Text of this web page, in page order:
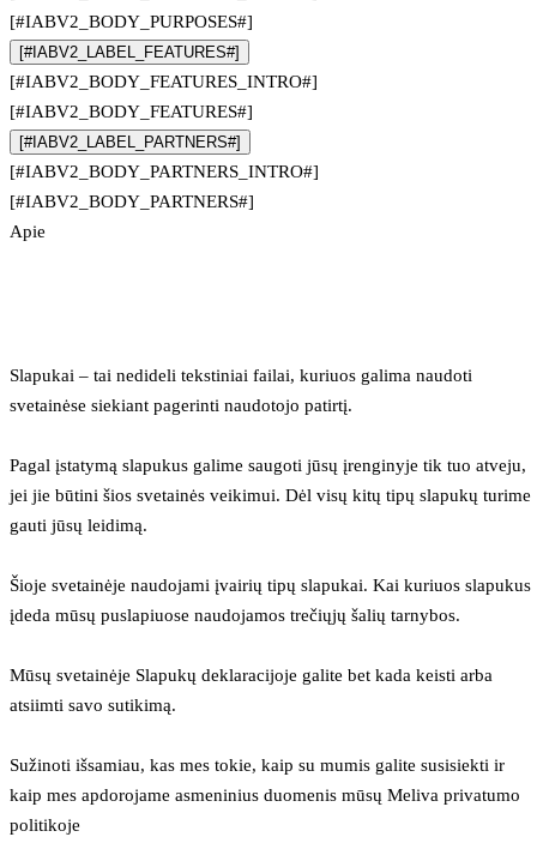
[#IABV2_BODY_PURPOSES#]
[#IABV2_LABEL_FEATURES#]
[#IABV2_BODY_FEATURES_INTRO#]
[#IABV2_BODY_FEATURES#]
[#IABV2_LABEL_PARTNERS#]
[#IABV2_BODY_PARTNERS_INTRO#]
[#IABV2_BODY_PARTNERS#]
Apie
Slapukai – tai nedideli tekstiniai failai, kuriuos galima naudoti
svetainėse siekiant pagerinti naudotojo patirtį.
Pagal įstatymą slapukus galime saugoti jūsų įrenginyje tik tuo atveju,
jei jie būtini šios svetainės veikimui. Dėl visų kitų tipų slapukų turime
gauti jūsų leidimą.
Šioje svetainėje naudojami įvairių tipų slapukai. Kai kuriuos slapukus
įdeda mūsų puslapiuose naudojamos trečiųjų šalių tarnybos.
Mūsų svetainėje Slapukų deklaracijoje galite bet kada keisti arba
atsiimti savo sutikimą.
Sužinoti išsamiau, kas mes tokie, kaip su mumis galite susisiekti ir
kaip mes apdorojame asmeninius duomenis mūsų Meliva privatumo
politikoje